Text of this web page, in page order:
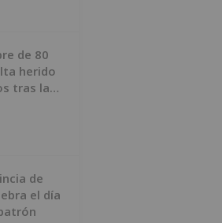
de 80
herido
tras la
de
el día